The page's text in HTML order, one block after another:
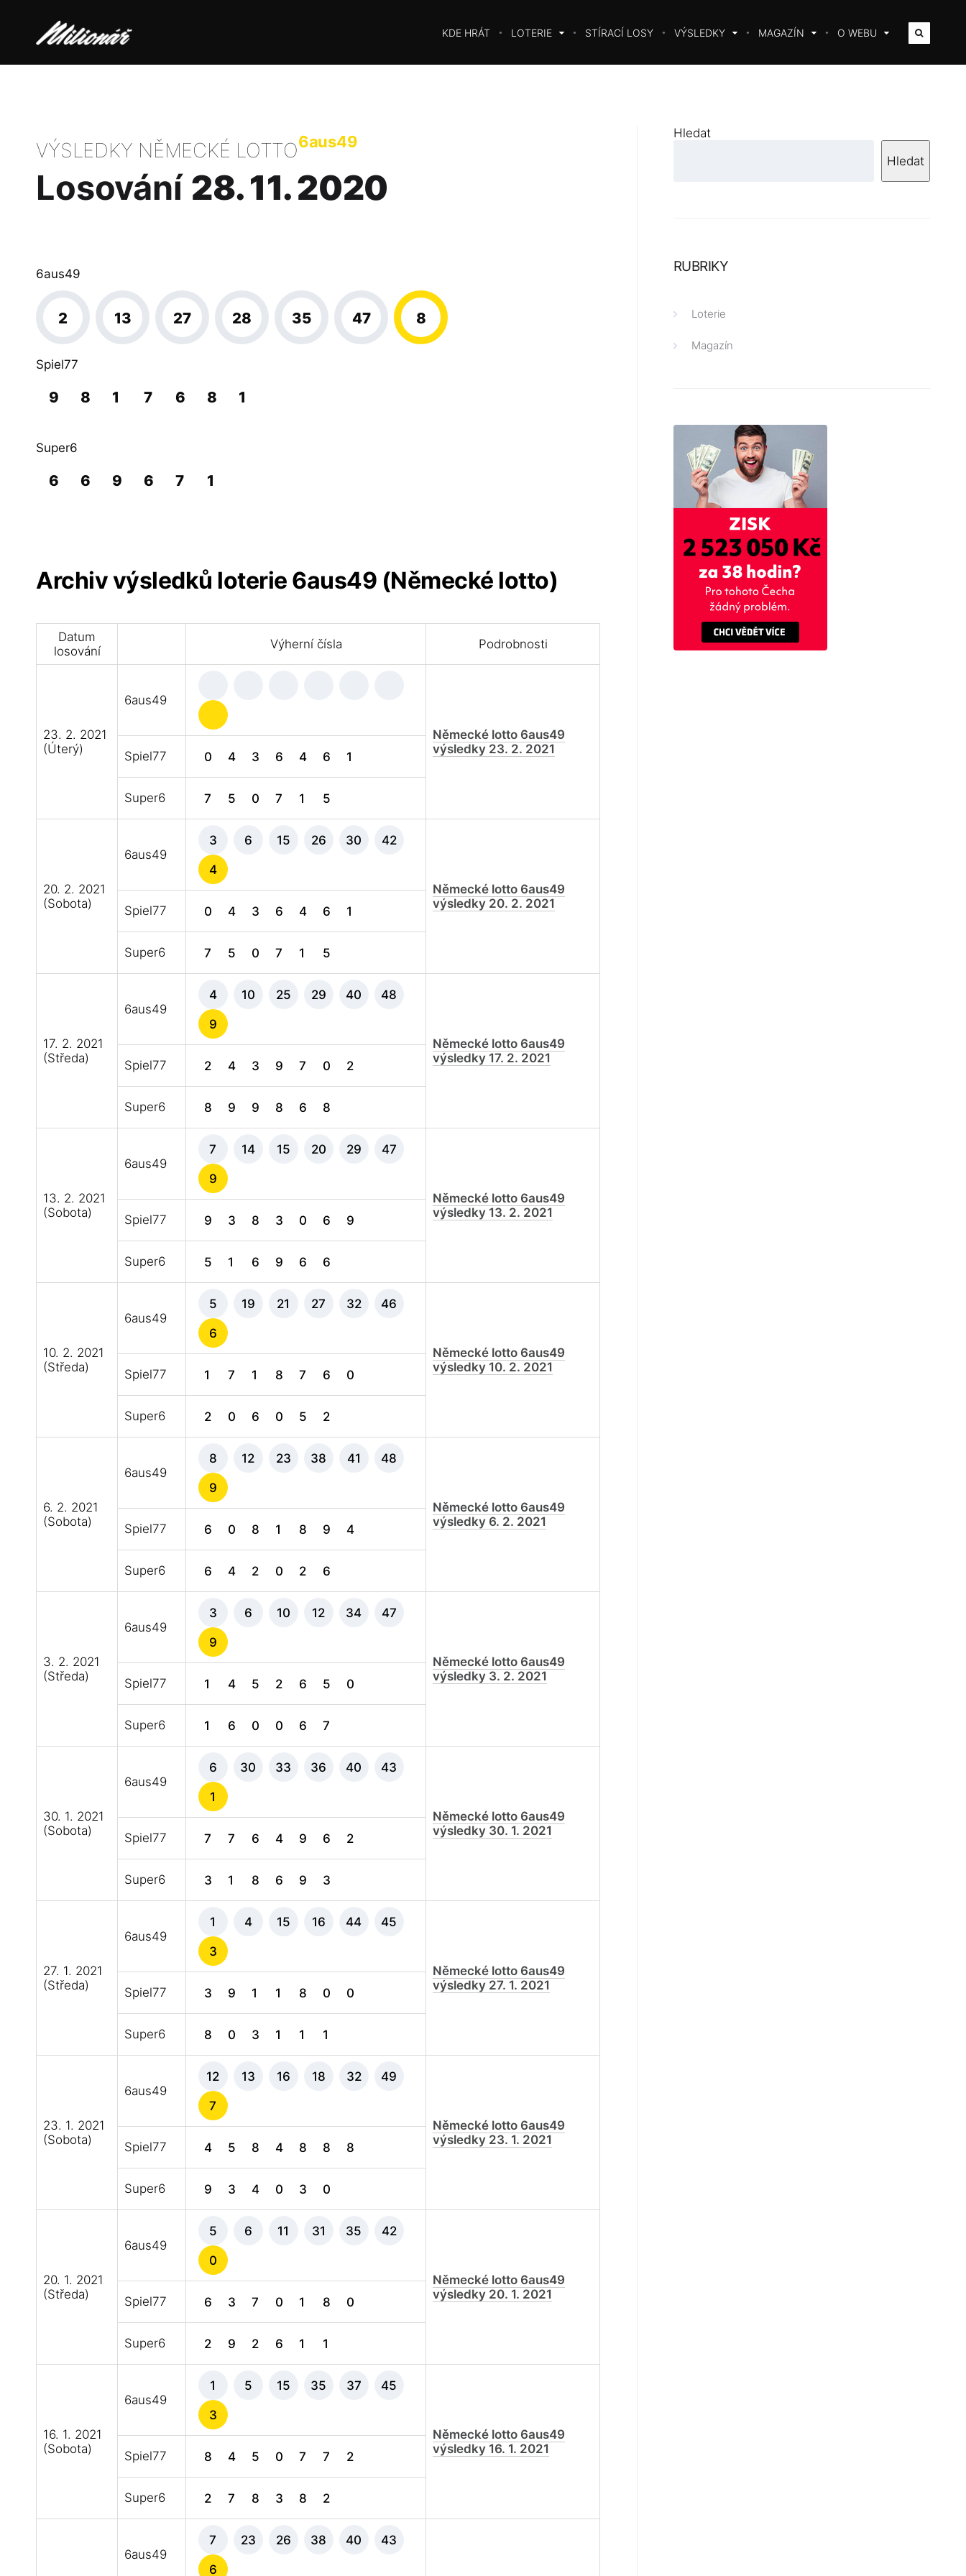
KDE HRÁT LOTERIE STÍRACÍ LOSY VÝSLEDKY MAGAZÍN O WEBU
VÝSLEDKY NĚMECKÉ LOTTO6aus49
Losování 28. 11. 2020
6aus49
2 13 27 28 35 47 8
Spiel77
9 8 1 7 6 8 1
Super6
6 6 9 6 7 1
Archiv výsledků loterie 6aus49 (Německé lotto)
Datum
losování
Výherní čísla Podrobnosti
23. 2. 2021
(Úterý)
6aus49
Německé lotto 6aus49
výsledky 23. 2. 2021
Spiel77 0 4 3 6 4 6 1
Super6 7 5 0 7 1 5
20. 2. 2021
(Sobota)
6aus49
3 6 15 26 30 42
4
Německé lotto 6aus49
výsledky 20. 2. 2021
Spiel77 0 4 3 6 4 6 1
Super6 7 5 0 7 1 5
17. 2. 2021
(Středa)
6aus49
4 10 25 29 40 48
9
Německé lotto 6aus49
výsledky 17. 2. 2021
Spiel77 2 4 3 9 7 0 2
Super6 8 9 9 8 6 8
13. 2. 2021
(Sobota)
6aus49
7 14 15 20 29 47
9
Německé lotto 6aus49
výsledky 13. 2. 2021
Spiel77 9 3 8 3 0 6 9
Super6 5 1 6 9 6 6
10. 2. 2021
(Středa)
6aus49
5 19 21 27 32 46
6
Německé lotto 6aus49
výsledky 10. 2. 2021
Spiel77 1 7 1 8 7 6 0
Super6 2 0 6 0 5 2
6. 2. 2021
(Sobota)
6aus49
8 12 23 38 41 48
9
Německé lotto 6aus49
výsledky 6. 2. 2021
Spiel77 6 0 8 1 8 9 4
Super6 6 4 2 0 2 6
3. 2. 2021
(Středa)
6aus49
3 6 10 12 34 47
9
Německé lotto 6aus49
výsledky 3. 2. 2021
Spiel77 1 4 5 2 6 5 0
Super6 1 6 0 0 6 7
30. 1. 2021
(Sobota)
6aus49
6 30 33 36 40 43
1
Německé lotto 6aus49
výsledky 30. 1. 2021
Spiel77 7 7 6 4 9 6 2
Super6 3 1 8 6 9 3
27. 1. 2021
(Středa)
6aus49
1 4 15 16 44 45
3
Německé lotto 6aus49
výsledky 27. 1. 2021
Spiel77 3 9 1 1 8 0 0
Super6 8 0 3 1 1 1
23. 1. 2021
(Sobota)
6aus49
12 13 16 18 32 49
7
Německé lotto 6aus49
výsledky 23. 1. 2021
Spiel77 4 5 8 4 8 8 8
Super6 9 3 4 0 3 0
20. 1. 2021
(Středa)
6aus49
5 6 11 31 35 42
0
Německé lotto 6aus49
výsledky 20. 1. 2021
Spiel77 6 3 7 0 1 8 0
Super6 2 9 2 6 1 1
16. 1. 2021
(Sobota)
6aus49
1 5 15 35 37 45
3
Německé lotto 6aus49
výsledky 16. 1. 2021
Spiel77 8 4 5 0 7 7 2
Super6 2 7 8 3 8 2
6aus49
7 23 26 38 40 43
6
Hledat
Hledat
RUBRIKY
Loterie
Magazín